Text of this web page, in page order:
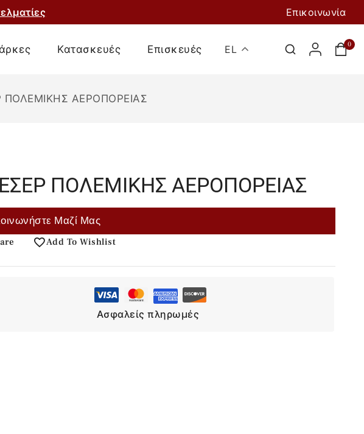
Επικοινωνία
Προσθήκη Στο
Κατασκευές Επισκευές EL 0
ΠΟΛΕΜΙΚΗΣ ΑΕΡΟΠΟΡΕΙΑΣ
ΠΟΛΕΜΙΚΗΣ ΑΕΡΟΠΟΡΕΙΑΣ
Μαζί Μας
Add To Wishlist
Ασφαλείς πληρωμές